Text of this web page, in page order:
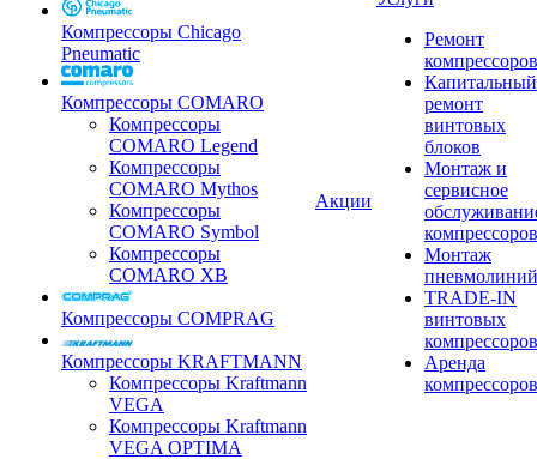
Компрессоры Chicago
Pneumatic
Компрессоры COMARO
Компрессоры
COMARO Legend
Компрессоры
COMARO Mythos
Компрессоры
COMARO Symbol
Компрессоры
COMARO XB
Компрессоры COMPRAG
Компрессоры KRAFTMANN
Компрессоры Kraftmann
VEGA
Компрессоры Kraftmann
VEGA OPTIMA
Акции
Ремонт
компрессоров
Капитальный
ремонт
винтовых
блоков
Монтаж и
сервисное
компрессоров
Монтаж
пневмолиний
TRADE-IN
винтовых
компрессоров
Аренда
компрессоров